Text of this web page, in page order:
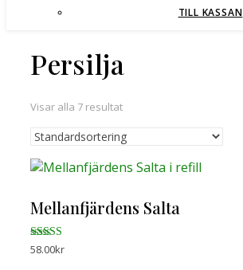
TILL KASSAN
Persilja
Visar alla 7 resultat
Mellanfjärdens Salta
Betygsatt
58.00kr